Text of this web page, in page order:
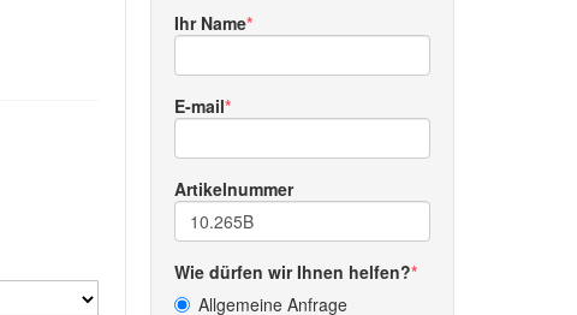
Ihr Name
E-mail
Artikelnummer
Wie dürfen wir Ihnen helfen?
Allgemeine Anfrage